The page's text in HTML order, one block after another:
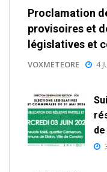
Proclamation
provisoires et
législatives et
VOXMETEORE 4